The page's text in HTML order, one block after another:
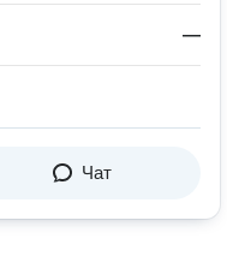
—
Чат